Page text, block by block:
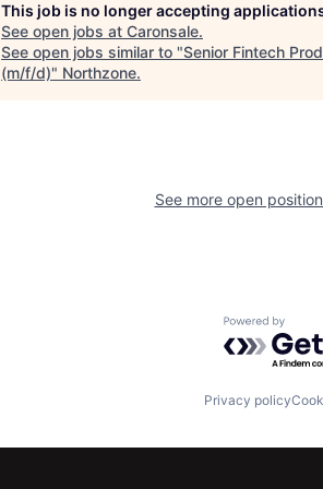
This job is no longer accepting
See open jobs at Caronsale.
See open jobs similar to "Senior Fintech
(m/f/d)" Northzone.
See more open
Powered by
Privacy policy